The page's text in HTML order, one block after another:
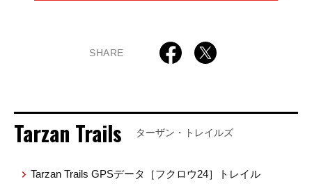
SHARE
Tarzan Trails ターザン・トレイルズ
Tarzan Trails GPSデータ［フクロウ24］トレイル